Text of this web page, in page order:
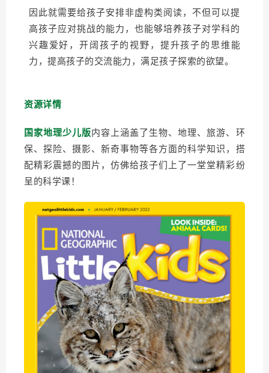
因此就需要给孩子安排非虚构类阅读，不但可以提
高孩子应对挑战的能力，也能够培养孩子对学科的
兴趣爱好，开阔孩子的视野，提升孩子的思维能
力，提高孩子的交流能力，满足孩子探索的欲望。
资源详情
国家地理少儿版内容上涵盖了生物、地理、旅游、环
保、探险、摄影、新奇事物等各方面的科学知识，搭
配精彩震撼的图片，仿佛给孩子们上了一堂堂精彩纷
呈的科学课！